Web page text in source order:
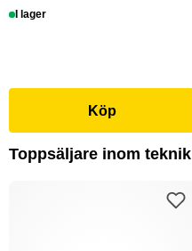
I lager
Köp
Toppsäljare inom teknik